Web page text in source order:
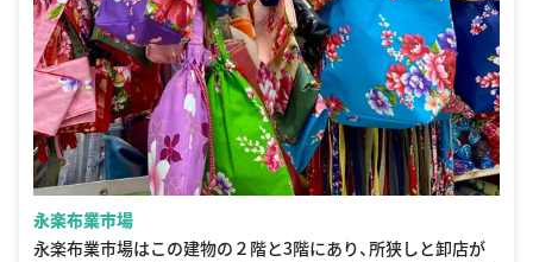
永楽布業市場
永楽布業市場はこの建物の２階と3階にあり、所狭しと卸店が